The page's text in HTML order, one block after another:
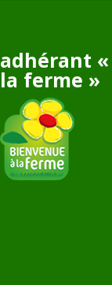
adhérant
la ferme »